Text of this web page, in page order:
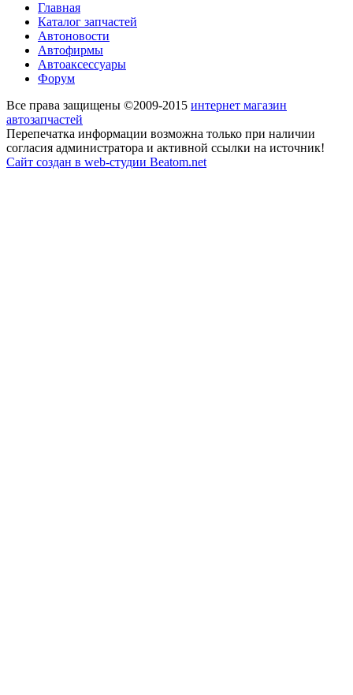
Главная
Каталог запчастей
Автоновости
Автофирмы
Автоаксессуары
Форум
Все права защищены ©2009-2015 интернет магазин
автозапчастей
Перепечатка информации возможна только при наличии
согласия администратора и активной ссылки на источник!
Сайт создан в web-студии Beatom.net